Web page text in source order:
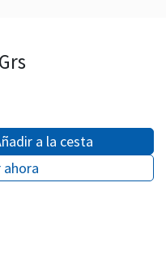
a la cesta
ahora